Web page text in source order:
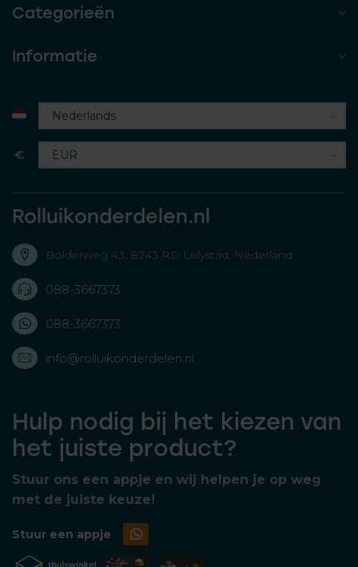
Categorieën
Informatie
€
Rolluikonderdelen.nl
Bolderweg 43, 8243 RD Lelystad, Nederland
088-3667373
088-3667373
info@rolluikonderdelen.nl
Hulp nodig bij het kiezen van
het juiste product?
Stuur ons een appje en wij helpen je op weg
met de juiste keuze!
Stuur een appje